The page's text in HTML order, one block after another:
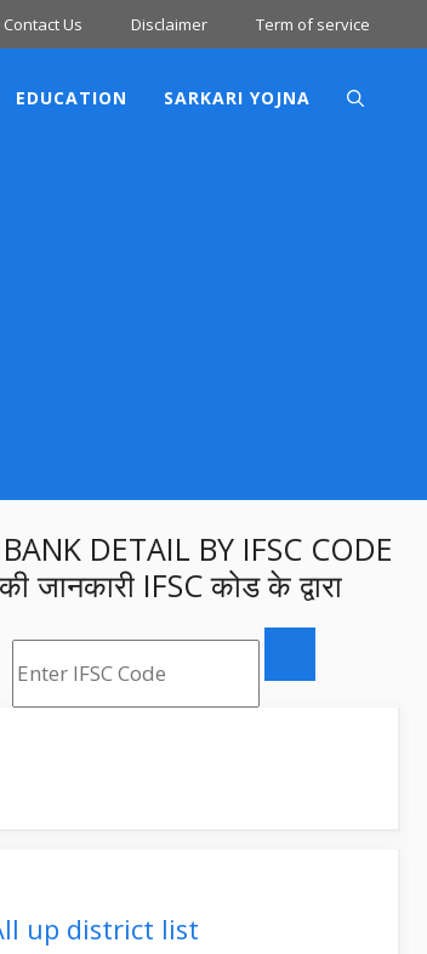
Contact Us Disclaimer Term of service
EDUCATION SARKARI YOJNA
DETAIL BY IFSC CODE
जानकारी IFSC कोड के द्वारा
up district list